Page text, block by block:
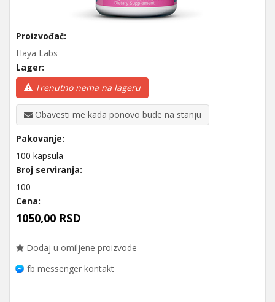
Proizvođač:
Haya Labs
Lager:
Trenutno nema na lageru
Obavesti me kada ponovo bude na stanju
Pakovanje:
100 kapsula
Broj serviranja:
100
Cena:
1050,00 RSD
Dodaj u omiljene proizvode
fb messenger kontakt